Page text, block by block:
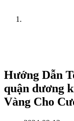
Hướng Dẫn
quận dương
Vàng Cho